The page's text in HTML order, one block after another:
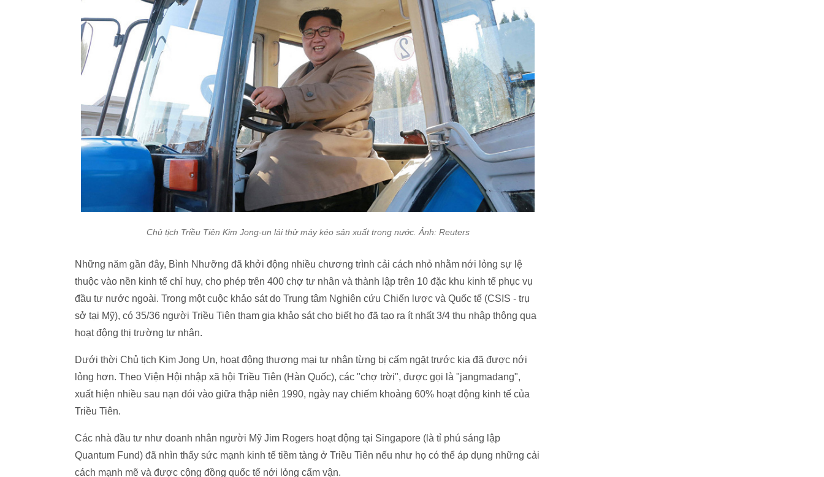
Chủ tịch Triều Tiên Kim Jong-un lái thử máy kéo sản xuất trong nước. Ảnh: Reuters
Những năm gần đây, Bình Nhưỡng đã khởi động nhiều chương trình cải cách nhỏ nhằm nới lỏng sự lệ
thuộc vào nền kinh tế chỉ huy, cho phép trên 400 chợ tư nhân và thành lập trên 10 đặc khu kinh tế phục vụ
đầu tư nước ngoài. Trong một cuộc khảo sát do Trung tâm Nghiên cứu Chiến lược và Quốc tế (CSIS - trụ
sở tại Mỹ), có 35/36 người Triều Tiên tham gia khảo sát cho biết họ đã tạo ra ít nhất 3/4 thu nhập thông qua
hoạt động thị trường tư nhân.
Dưới thời Chủ tịch Kim Jong Un, hoạt động thương mại tư nhân từng bị cấm ngặt trước kia đã được nới
lỏng hơn. Theo Viện Hội nhập xã hội Triều Tiên (Hàn Quốc), các "chợ trời", được gọi là "jangmadang",
xuất hiện nhiều sau nạn đói vào giữa thập niên 1990, ngày nay chiếm khoảng 60% hoạt động kinh tế của
Triều Tiên.
Các nhà đầu tư như doanh nhân người Mỹ Jim Rogers hoạt động tại Singapore (là tỉ phú sáng lập
Quantum Fund) đã nhìn thấy sức mạnh kinh tế tiềm tàng ở Triều Tiên nếu như họ có thể áp dụng những cải
cách mạnh mẽ và được cộng đồng quốc tế nới lỏng cấm vận.